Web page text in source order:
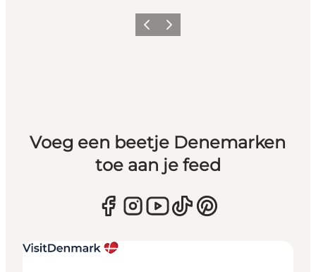
Vorige Volgende
Voeg een beetje Denemarken
toe aan je feed